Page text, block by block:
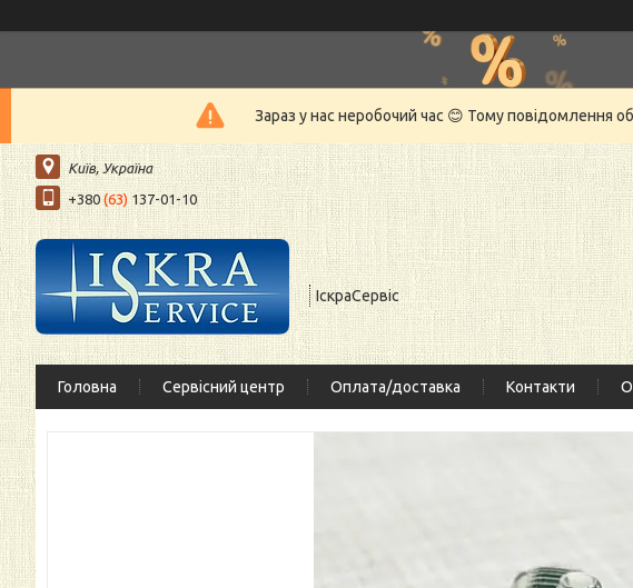
Зараз у нас неробочий час 😊 Тому повідомлення
Київ, Україна
+380 (63) 137-01-10
ІскраСервіс
Головна Сервісний центр Оплата/доставка Контакти О